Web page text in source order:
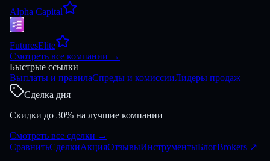
Alpha Capital
FuturesElite
Смотреть все компании →
Быстрые ссылки
Выплаты и правилаСпреды и комиссииЛидеры продаж
Сделка дня
Скидки до 30% на лучшие компании
Смотреть все сделки →
СравнитьСделкиАкцияОтзывыИнструментыБлогBrokers ↗